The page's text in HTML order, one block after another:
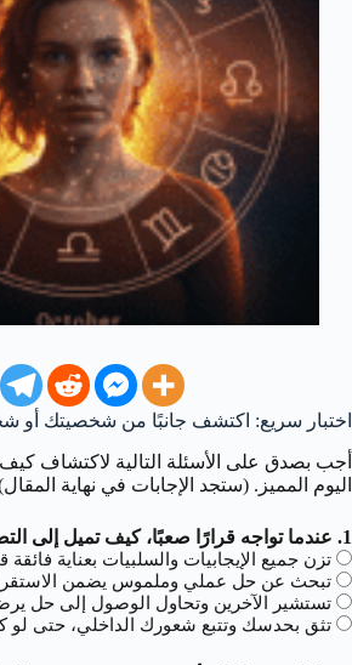
اختبار سريع: اكتشف جانبًا من شخصيتك أو
أجب بصدق على الأسئلة التالية لاكتشاف
اليوم المميز. (ستجد الإجابات في نهاية
1. عندما تواجه قرارًا صعبًا، كيف تميل إلى التصرف؟
تزن جميع الإيجابيات والسلبيات بعناية
تبحث عن حل عملي وملموس يضمن
تستشير الآخرين وتحاول الوصول إلى حل
تثق بحدسك وتتبع شعورك الداخلي، حتى لو